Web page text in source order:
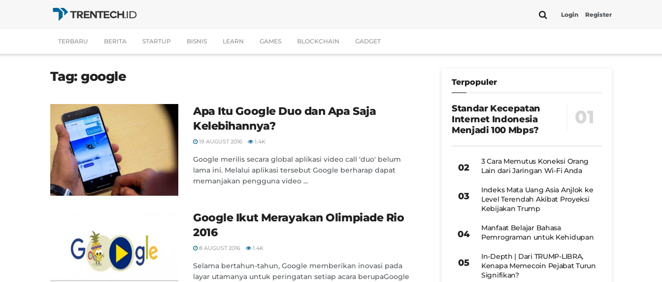
Login Register
TERBARU BERITA STARTUP BISNIS LEARN GAMES BLOCKCHAIN GADGET
Tag:google
Apa Itu Google Duo dan Apa Saja
Kelebihannya?
19 AUGUST 2016 1.4K
Google merilis secara global aplikasi video call 'duo' belum
lama ini. Melalui aplikasi tersebut Google berharap dapat
memanjakan pengguna video ...
Google Ikut Merayakan Olimpiade Rio
2016
8 AUGUST 2016 1.4K
Selama bertahun-tahun, Google memberikan inovasi pada
layar utamanya untuk peringatan setiap acara berupaGoogle
Terpopuler
Standar Kecepatan
Internet Indonesia
Menjadi 100 Mbps?
3 Cara Memutus Koneksi Orang
Lain dari Jaringan Wi-Fi Anda
Indeks Mata Uang Asia Anjlok ke
Level Terendah Akibat Proyeksi
Kebijakan Trump
Manfaat Belajar Bahasa
Pemrograman untuk Kehidupan
In-Depth | Dari TRUMP-LIBRA,
Kenapa Memecoin Pejabat Turun
Signifikan?